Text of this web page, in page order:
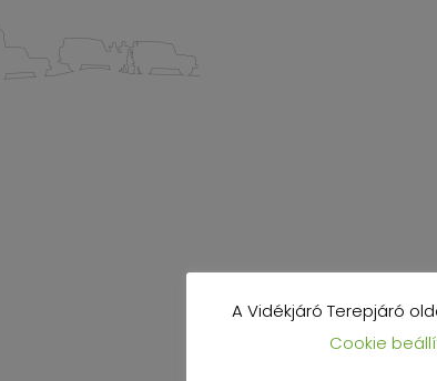
A Vidékjáró Terepjáró
Cookie